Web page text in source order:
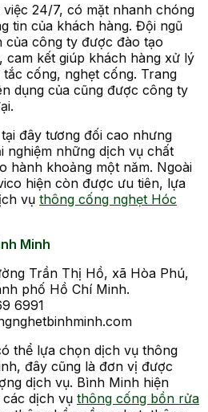
24/7, có mặt nhanh chóng
tin của khách hàng. Đội ngũ
của công ty được đào tạo
cam kết giúp khách hàng xử lý
cống, nghẹt cống. Trang
dụng của cũng được công ty
đây tương đối cao nhưng
nghiệm những dịch vụ chất
hành khoảng một năm. Ngoài
hiện còn được ưu tiên, lựa
vụ thông cống nghẹt Hóc
Minh
Trần Thị Hồ, xã Hòa Phú,
phố Hồ Chí Minh.
6991
thể lựa chọn dịch vụ thông
đây cũng là đơn vị được
dịch vụ. Bình Minh hiện
dịch vụ thông cống bồn rửa